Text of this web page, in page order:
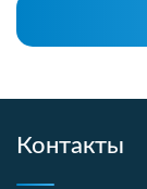
Контакты